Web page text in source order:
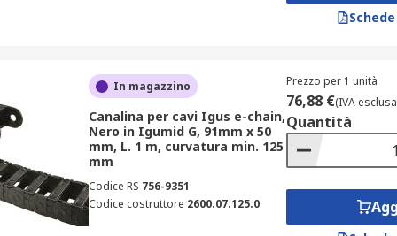
per installazioni più permanenti o
esigenze dei nostri clienti, offriamo varie opzioni di
standard, con tempi di spedizione che variano
specifiche.
include prodotti dei marchi più affidabili del settore
In magazzino
Canalina per cavi Igus e-chain,
Nero in Igumid G, 91mm x 50
mm, L. 1 m, curvatura min. 125
mm
Codice RS 756-9351
Codice costruttore 2600.07.125.0
Prezzo per 1 unità
76,88 €(IVA
Quantità